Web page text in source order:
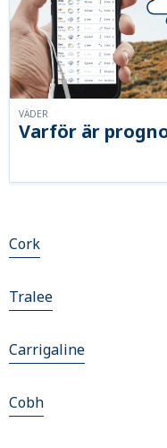
Varför är
VÄDER
Cork
Tralee
Carrigaline
Cobh